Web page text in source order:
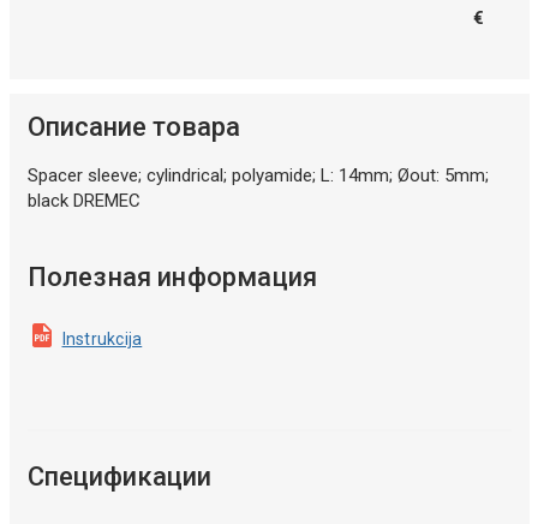
€
Описание товара
Spacer sleeve; cylindrical; polyamide; L: 14mm; Øout: 5mm;
black DREMEC
Полезная информация
Instrukcija
Спецификации